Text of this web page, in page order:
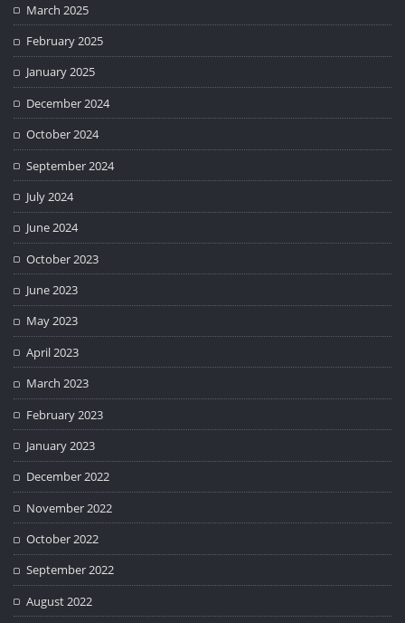
March 2025
February 2025
January 2025
December 2024
October 2024
September 2024
July 2024
June 2024
October 2023
June 2023
May 2023
April 2023
March 2023
February 2023
January 2023
December 2022
November 2022
October 2022
September 2022
August 2022